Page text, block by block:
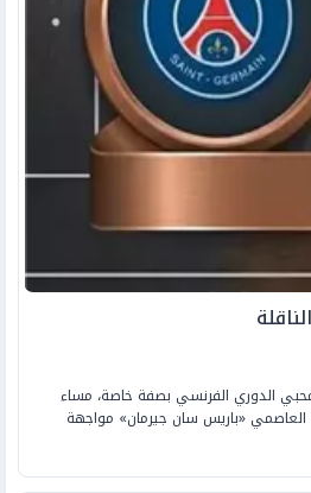
الدوري الفرنسي بصفة خاصة، مساء
العملاق العاصمي «باريس سان جيرمان» مواجهة